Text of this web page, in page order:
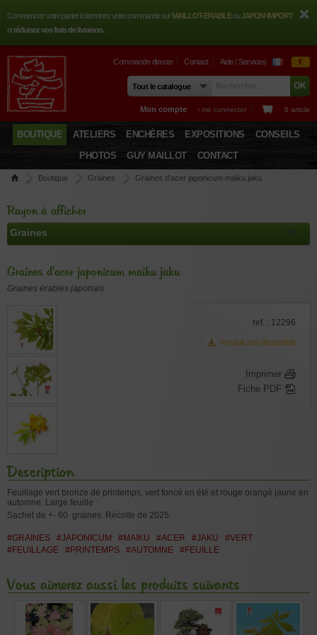
Commencez votre panier ici terminez votre commande surMAILLOT-ERABLEouJAPON-IMPORT
etréduisez vos frais de livraison.
Commande directe Contact Aide / Services €
Mon compte › me connecter 0 article
BOUTIQUE ATELIERS ENCHÈRES EXPOSITIONS
CONSEILS
PHOTOS
GUY MAILLOT CONTACT
Boutique Graines Graines d'acer japonicum maiku jaku
Rayon à afficher
Graines d'acer japonicum maiku jaku
Graines érables japonais
ref. : 12296
Produit non disponible
Imprimer
Fiche PDF
Description
Feuillage vert bronze de printemps, vert foncé en été et rouge orangé jaune en
automne. Large feuille
Sachet de +- 60 graines. Récolte de 2025.
#GRAINES #JAPONICUM #MAIKU #ACER #JAKU
#VERT
#FEUILLAGE
#PRINTEMPS #AUTOMNE #FEUILLE
Vous aimerez aussi les produits suivants